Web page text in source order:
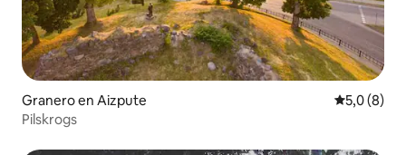
Granero en Aizpute
5,0 (8)
Pilskrogs